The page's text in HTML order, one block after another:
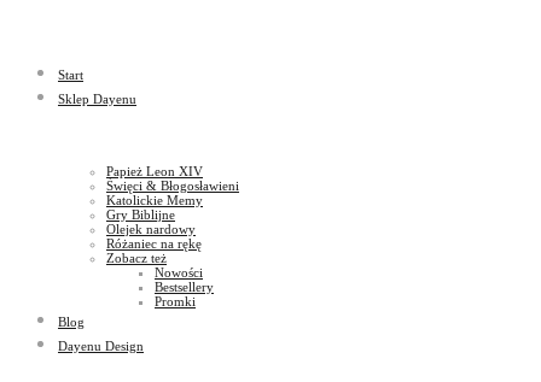
God
Start
Sklep Dayenu
Papież Leon XIV
Święci & Błogosławieni
Katolickie Memy
Gry Biblijne
Olejek nardowy
Różaniec na rękę
Zobacz też
Nowości
Bestsellery
Promki
Blog
Dayenu Design